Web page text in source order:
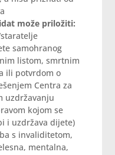
može priložiti:
samohranog
listom, smrtnim
ili potvrdom o
Centra za
uzdržavanju
kojom se
i uzdržava dijete)
s invaliditetom,
mentalna,